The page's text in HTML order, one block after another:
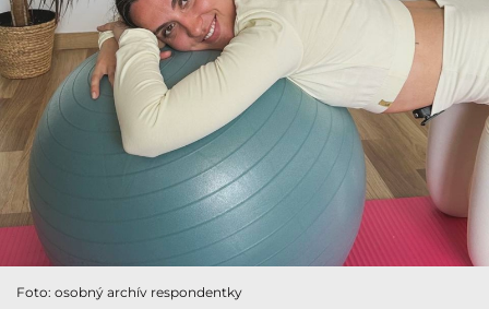
Foto: osobný archív respondentky